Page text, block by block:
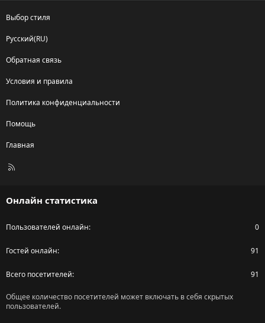
Выбор стиля
Русский(RU)
Обратная связь
Условия и правила
Политика конфиденциальности
Помощь
Главная
R
Онлайн статистика
Пользователей онлайн 0
Гостей онлайн 91
Всего посетителей 91
Общее количество посетителей может включать в себя скрытых
пользователей.